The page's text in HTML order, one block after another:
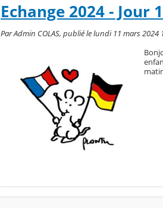
Echange 2024 - Jour 1
Par Admin COLAS, publié le lundi 11 mars